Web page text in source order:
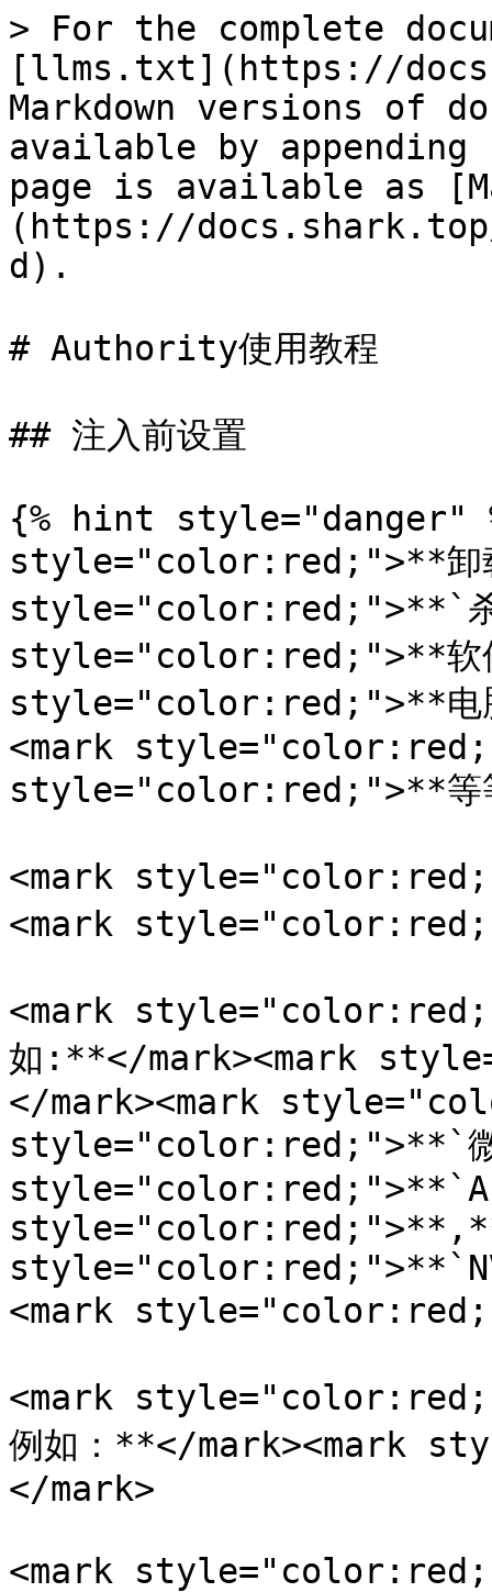
> For the complete
[llms.txt](https://
Markdown versions of
available by
page is available as
(https://
d).
# Authority使用教程
## 注入前设置
{% hint style="danger"
style="color:red;">**卸载
style="color:red;">**`杀
style="color:red;">**软
style="color:red;">**电
<mark
style="color:red;">**等
<mark
<mark
<mark
如:**</mark><mark
</mark><mark
style="color:red;">**`微
<mark
<mark
例如：**</mark><mark
</mark>
<mark